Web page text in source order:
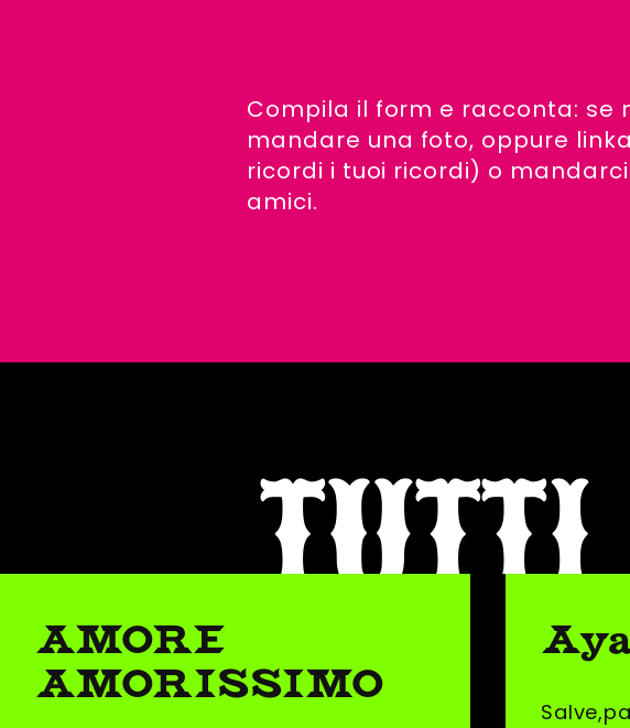
Compila il form e racconta: se
mandare una foto, oppure
ricordi i tuoi ricordi) o
amici.
AMORE
AMORISSIMO